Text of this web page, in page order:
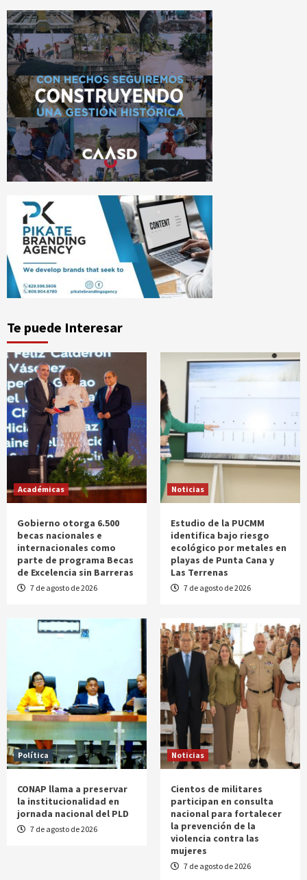
Te puede Interesar
Académicas
Gobierno otorga 6.500
becas nacionales e
internacionales como
parte de programa Becas
de Excelencia sin Barreras
7 de agosto de 2026
Noticias
Estudio de la PUCMM
identifica bajo riesgo
ecológico por metales en
playas de Punta Cana y
Las Terrenas
7 de agosto de 2026
Política
CONAP llama a preservar
la institucionalidad en
jornada nacional del PLD
7 de agosto de 2026
Noticias
Cientos de militares
participan en consulta
nacional para fortalecer
la prevención de la
violencia contra las
mujeres
7 de agosto de 2026